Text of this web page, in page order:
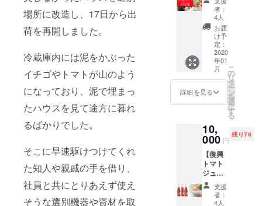
場所に改造し、17日から出
荷を再開しました。
冷蔵庫内には泥をかぶった
イチゴやトマトが山のよう
になっており、泥で埋まっ
たハウスを見て途方に暮れ
るばかりでした。
そこに早速駆けつけてくれ
た知人や親戚の手を借り、
社員と共にとりあえず使え
そうな選別機器や資材を取
ジで
す。 ※
発送は
2020年
3月以降
を目指
してい
ます
が、復
興の状
ます。
また、
多数の
場合
も、順
次発送
となり
カラフ
ルミニ
トマ
ト)2kg
をお届
けしま
す。 更
に、長
野ベ
リー
シャル
サイト
の特設
ページ
にお名
前を掲
載しま
す(ご希
望の方
実行委
員会よ
りお礼
のサン
クス
メール
にプラ
スし
て、い
ちご狩
りチ
ケット3
をお届
けしま
す。 更
に、長
野ベ
リー
ファー
ムオ
フィ
者：
4人
お届
け予
定：
2020
年01
月
詳細を見る
こ
の
リ
タ
ー
ン
を
選
択
す
る
10,
000 円
残り76
【復興
トマト
ジュー
スプラ
ン】 実
行委員
支援
者：
4人